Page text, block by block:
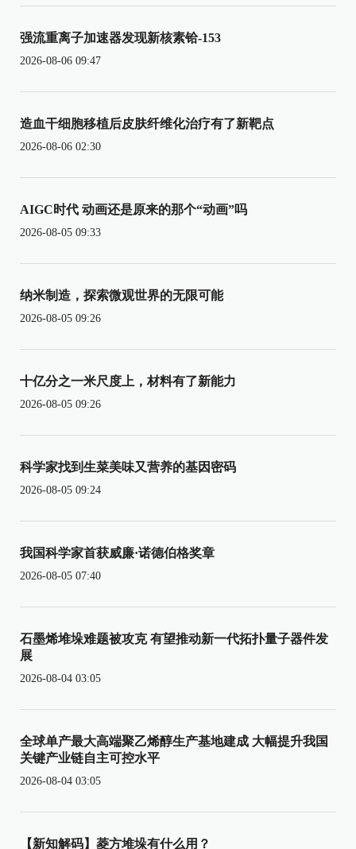
强流重离子加速器发现新核素铪-153
2026-08-06 09:47
造血干细胞移植后皮肤纤维化治疗有了新靶点
2026-08-06 02:30
AIGC时代 动画还是原来的那个“动画”吗
2026-08-05 09:33
纳米制造，探索微观世界的无限可能
2026-08-05 09:26
十亿分之一米尺度上，材料有了新能力
2026-08-05 09:26
科学家找到生菜美味又营养的基因密码
2026-08-05 09:24
我国科学家首获威廉·诺德伯格奖章
2026-08-05 07:40
石墨烯堆垛难题被攻克 有望推动新一代拓扑量子器件发
展
2026-08-04 03:05
全球单产最大高端聚乙烯醇生产基地建成 大幅提升我国
关键产业链自主可控水平
2026-08-04 03:05
【新知解码】菱方堆垛有什么用？